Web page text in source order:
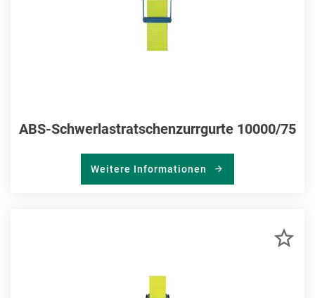
ABS-Schwerlastratschenzurrgurte 10000/75
Weitere Informationen